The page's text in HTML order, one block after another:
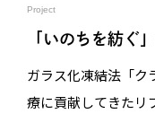
Project
「いのちを紡ぐ
ガラス化凍結法「ク
療に貢献してきたリ